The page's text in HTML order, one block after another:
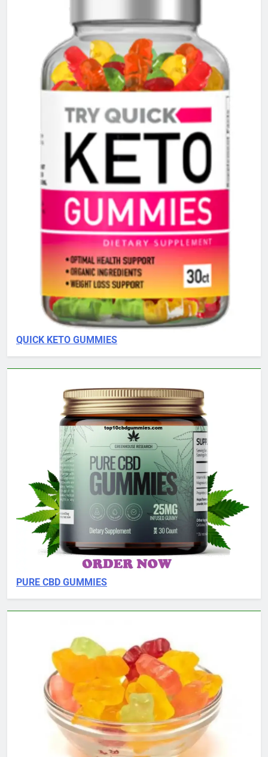
QUICK KETO GUMMIES
PURE CBD GUMMIES